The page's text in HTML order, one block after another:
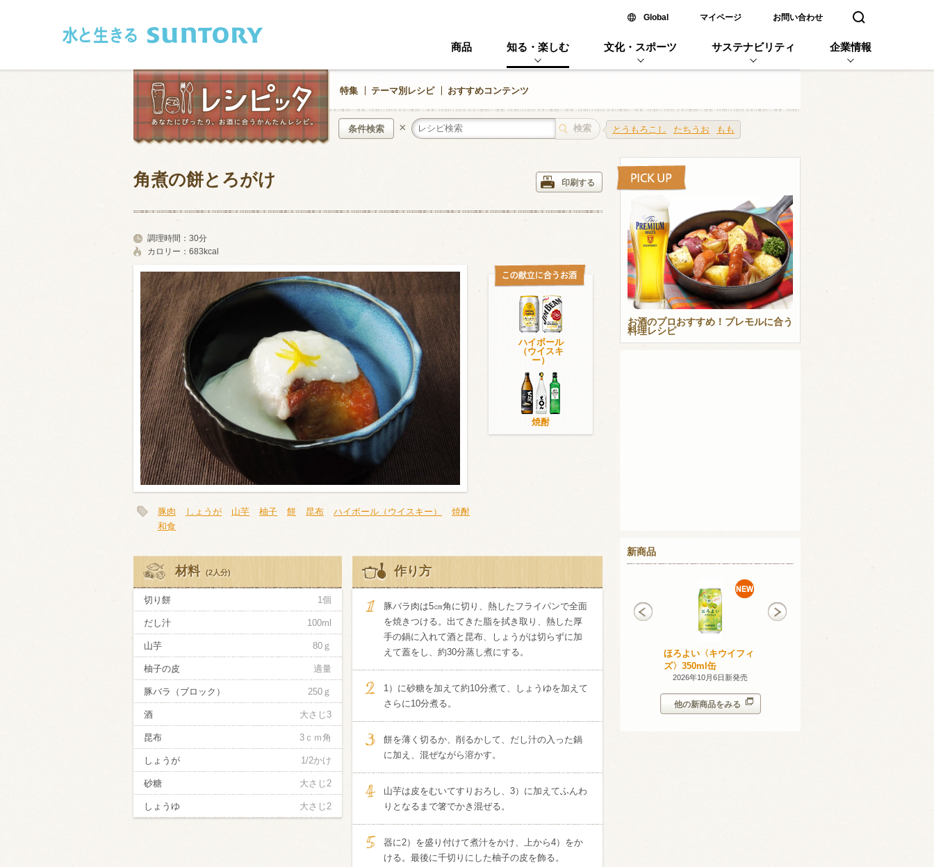
Global新しいウィンドウで開く
マイページ お問い合わせ 検索窓を開く
商品 知る・楽しむ 文化・スポーツ サステナビリティ 企業情報
特集 テーマ別レシピ おすすめコンテンツ
とうもろこし たちうお もも
条件検索 ×
和食 洋食 イタリアン
卵・乳製品 豆腐・豆類 くだもの
お米・麺
類・穀物
ビール ハイボール（ウイスキー） ウイスキー・ブランデー 焼酎
赤ワイン 白ワイン
検索
角煮の餅とろがけ 印刷する
調理時間： 30分
カロリー： 683kcal
ハイボール
（ウイスキ
ー）
焼酎
豚肉 しょうが 山芋 柚子 餅 昆布 ハイボール（ウイスキー）
焼酎
和食
材料 (2人分)
切り餅 1個
だし汁 100ml
山芋 80ｇ
柚子の皮 適量
豚バラ（ブロック） 250ｇ
酒 大さじ3
昆布 3ｃｍ角
しょうが 1/2かけ
砂糖 大さじ2
しょうゆ 大さじ2
作り方
豚バラ肉は5㎝角に切り、熱したフライパンで全面
を焼きつける。出てきた脂を拭き取り、熱した厚
手の鍋に入れて酒と昆布、しょうがは切らずに加
えて蓋をし、約30分蒸し煮にする。
1）に砂糖を加えて約10分煮て、しょうゆを加えて
さらに10分煮る。
餅を薄く切るか、削るかして、だし汁の入った鍋
に加え、混ぜながら溶かす。
山芋は皮をむいてすりおろし、3）に加えてふんわ
りとなるまで箸でかき混ぜる。
器に2）を盛り付けて煮汁をかけ、上から4）をか
ける。最後に千切りにした柚子の皮を飾る。
お酒のプロおすすめ！プレモルに合う
料理レシピ
新商品
ほろよい〈キウイフィ
ズ〉350ml缶
2026年10月6日新発売
他の新商品をみる